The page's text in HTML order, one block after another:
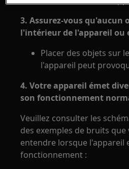
3. Assurez-vous qu'aucun
l'intérieur de l'appareil ou
Placer des objets sur
l'appareil peut
4. Votre appareil émet
son fonctionnement
Veuillez consulter les
des exemples de bruits que
entendre lorsque l'appareil
fonctionnement :